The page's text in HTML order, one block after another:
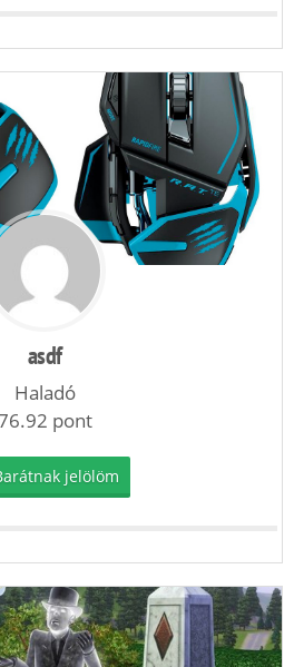
asdf
Haladó
pont
jelölöm